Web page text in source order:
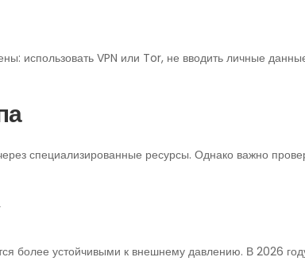
использовать VPN или Tor, не вводить личные
специализированные ресурсы. Однако важно
более устойчивыми к внешнему давлению. В 2026